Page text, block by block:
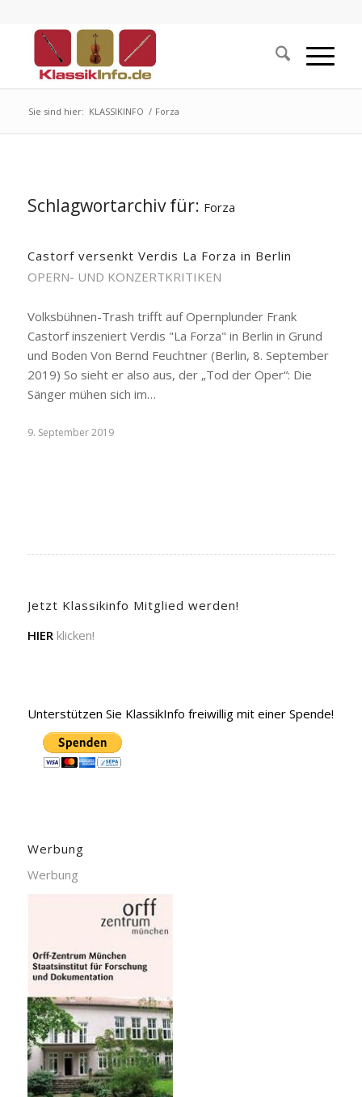
Sie sind hier: KLASSIKINFO / Forza
Schlagwortarchiv für: Forza
Castorf versenkt Verdis La Forza in Berlin
OPERN- UND KONZERTKRITIKEN
Volksbühnen-Trash trifft auf Opernplunder Frank
Castorf inszeniert Verdis "La Forza" in Berlin in Grund
und Boden Von Bernd Feuchtner (Berlin, 8. September
2019) So sieht er also aus, der „Tod der Oper“: Die
Sänger mühen sich im…
9. September 2019
Jetzt Klassikinfo Mitglied werden!
HIER klicken!
Unterstützen Sie KlassikInfo freiwillig mit einer Spende!
Werbung
Werbung